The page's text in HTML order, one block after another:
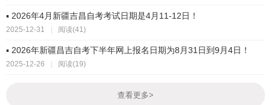
▪ 2026年4月新疆吉昌自考考试日期是4月11-12日！
2025-12-31 | 阅读(41)
▪ 2026年新疆昌吉自考下半年网上报名日期为8月31日到9月4日！
2025-12-26 阅读(19)
查看更多>